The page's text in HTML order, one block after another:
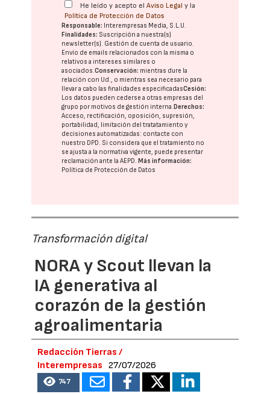
He leído y acepto elAviso Legal y la
Política de Protección de Datos
Responsable: Interempresas Media, S.L.U.
Finalidades: Suscripción a nuestra(s)
newsletter(s). Gestión de cuenta de usuario.
Envío de emails relacionados con la misma o
relativos a intereses similares o
asociados.Conservación: mientras dure la
relación con Ud., o mientras sea necesario para
llevar a cabo las finalidades especificadasCesión:
Los datos pueden cederse a otras empresas del
grupo por motivos de gestión interna.Derechos:
Acceso, rectificación, oposición, supresión,
portabilidad, limitación del tratatamiento y
decisiones automatizadas: contacte con
nuestro DPD . Si considera que el tratamiento no
se ajusta a la normativa vigente, puede presentar
reclamación ante laAEPD .Más información:
Política de Protección de Datos
Transformación digital
NORA y Scout llevan la
IA generativa al
corazón de la gestión
agroalimentaria
Redacción Tierras /
Interempresas
27/07/2026
747